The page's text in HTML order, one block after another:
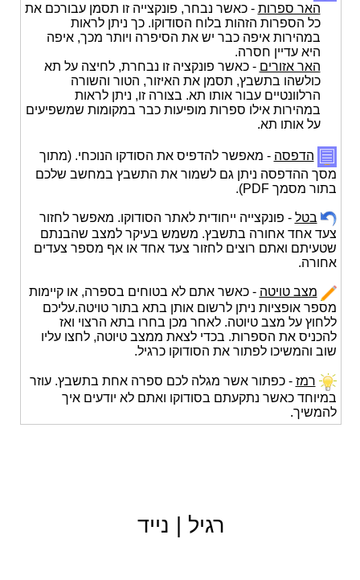
האר ספרות - כאשר נבחר, פונקצייה זו תסמן עבורכם את
כל הספרות הזהות בלוח הסודוקו. כך ניתן לראות
במהירות איפה כבר יש את הסיפרה ויותר מכך, איפה
היא עדיין חסרה.
האר אזורים - כאשר פונקציה זו נבחרת, לחיצה על תא
כולשהו בתשבץ, תסמן את האיזור, הטור והשורה
הרלוונטיים עבור אותו תא. בצורה זו, ניתן לראות
במהירות אילו ספרות מופיעות כבר במקומות שמשפיעים
על אותו תא.
הדפסה - מאפשר להדפיס את הסודקו הנוכחי. (מתוך
מסך ההדפסה ניתן גם לשמור את התשבץ במחשב שלכם
בתור מסמך PDF).
בטל - פונקצייה ייחודית לאתר הסודוקו. מאפשר לחזור
צעד אחד אחורה בתשבץ. משמש בעיקר למצב שהבנתם
שטעיתם ואתם רוצים לחזור צעד אחד או אף מספר צעדים
אחורה.
מצב טויטה - כאשר אתם לא בטוחים בספרה, או קיימות
מספר אופציות ניתן לרשום אותן בתא בתור טויטה.עליכם
ללחוץ על מצב טיוטה. לאחר מכן בחרו בתא הרצוי ואז
להכניס את הספרות. בכדי לצאת ממצב טיוטה, לחצו עליו
שוב והמשיכו לפתור את הסודוקו כרגיל.
רמז - כפתור אשר מגלה לכם ספרה אחת בתשבץ. עוזר
במיוחד כאשר נתקעתם בסודוקו ואתם לא יודעים איך
להמשיך.
רגיל נייד